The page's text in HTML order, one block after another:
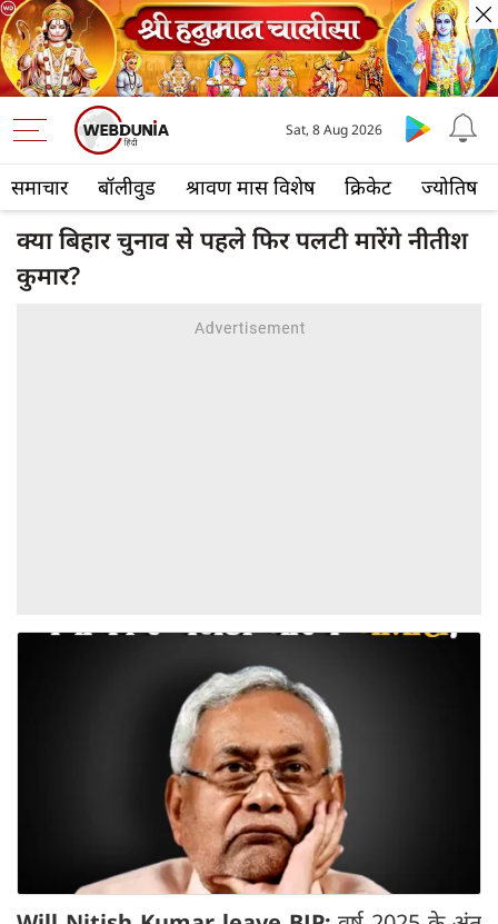
समाचार बॉलीवुड श्रावण मास विशेष क्रिकेट ज्योतिष
Sat, 8 Aug 2026
क्या बिहार चुनाव से पहले फिर पलटी मारेंगे नीतीश
कुमार?